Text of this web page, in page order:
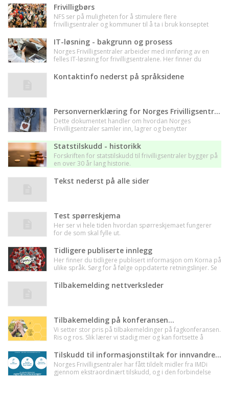
frivilligsentraler og andre aktuelle foredragsholdere vil
hun gi oss en innholdsrik konferanse.
Frivilligbørs
NFS ser på muligheten for å stimulere flere
frivilligsentraler og kommuner til å ta i bruk konseptet
arbeidet. Bildet er fra Stavanger Frivilligbørs.
IT-løsning - bakgrunn og prosess
Norges Frivilligsentraler arbeider med innføring av en
felles IT-løsning for frivilligsentralene. Her finner du
prosessen.
Kontaktinfo nederst på språksidene
Personvernerklæring for Norges Frivilligsentraler
Dette dokumentet handler om hvordan Norges
Frivilligsentraler samler inn, lagrer og benytter
du er usikker på hva dette betyr for deg.
Statstilskudd - historikk
Forskriften for statstilskudd til frivilligsentraler bygger på
en over 30 år lang historie.
Tekst nederst på alle sider
Test spørreskjema
Her ser vi hele tiden hvordan spørreskjemaet fungerer
for de som skal fylle ut.
Tidligere publiserte innlegg
Her finner du tidligere publisert informasjon om Korna på
ulike språk. Sørg for å følge oppdaterte retningslinjer. Se
Tilbakemelding nettverksleder
Tilbakemelding på konferansen...
Vi setter stor pris på tilbakemeldinger på fagkonferansen.
Ris og ros. Slik lærer vi stadig mer og kan fortsette å
ekstra godt, eller noe du savnet?
Tilskudd til informasjonstiltak for innvandrerbefolkningen
Norges Frivilligsentraler har fått tildelt midler fra IMDi
gjennom ekstraordinært tilskudd, og i den forbindelse